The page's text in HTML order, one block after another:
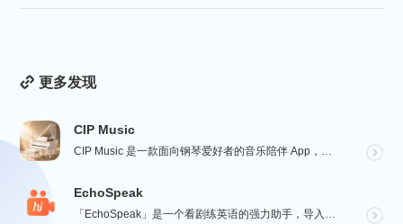
更多发现
CIP Music
CIP Music 是一款面向钢琴爱好者的音乐陪伴 App，收录热门影视、动漫、游戏与最新 K-PO...
EchoSpeak
「EchoSpeak」是一个看剧练英语的强力助手，导入一个没有字幕的英语视频，可生成字幕，自动分词与...